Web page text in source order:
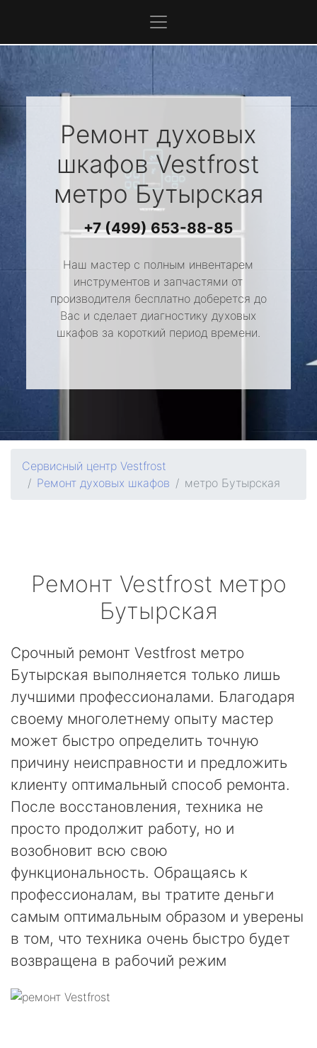
Ремонт духовых
шкафовVestfrost
метро Бутырская
+7 (499) 653-88-85
Наш мастер с полным инвентарем
инструментов и запчастями от
производителя бесплатно доберется до
Вас и сделает диагностику духовых
шкафов за короткий период времени.
Сервисный центр Vestfrost
Ремонт духовых шкафов
метро Бутырская
Ремонт Vestfrost метро
Бутырская
Срочный ремонт Vestfrost метро
Бутырская выполняется только лишь
лучшими профессионалами. Благодаря
своему многолетнему опыту мастер
может быстро определить точную
причину неисправности и предложить
клиенту оптимальный способ ремонта.
После восстановления, техника не
просто продолжит работу, но и
возобновит всю свою
функциональность. Обращаясь к
профессионалам, вы тратите деньги
самым оптимальным образом и уверены
в том, что техника очень быстро будет
возвращена в рабочий режим